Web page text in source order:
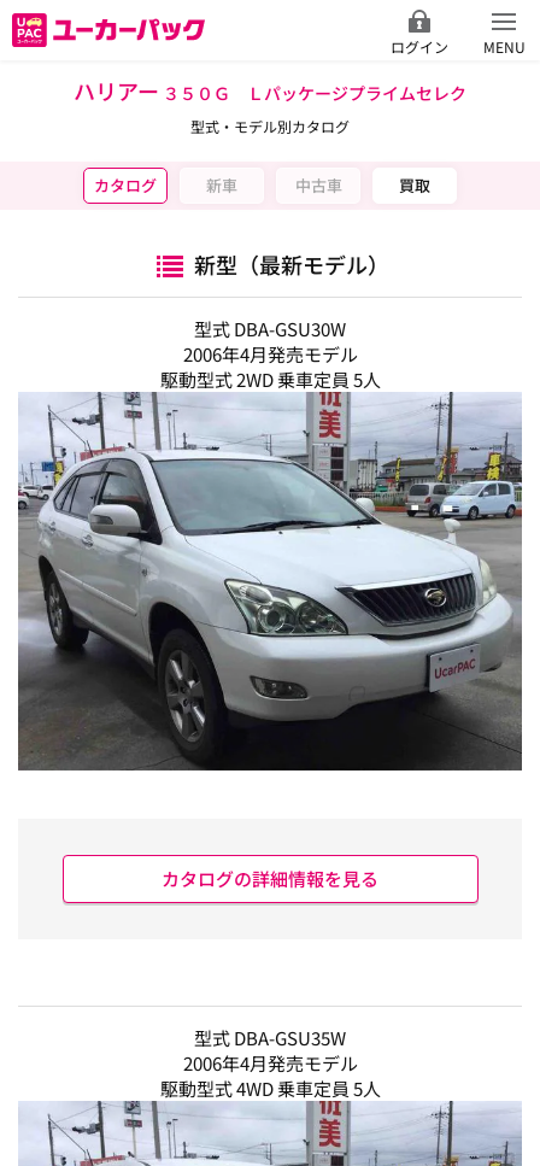
ログイン MENU
ハリアー ３５０Ｇ Ｌパッケージプライムセレク
型式・モデル別カタログ
カタログ 新車 中古車 買取
新型（最新モデル）
型式 DBA-GSU30W
2006年4月発売モデル
駆動型式 2WD 乗車定員 5人
カタログの詳細情報を見る
型式 DBA-GSU35W
2006年4月発売モデル
駆動型式 4WD 乗車定員 5人